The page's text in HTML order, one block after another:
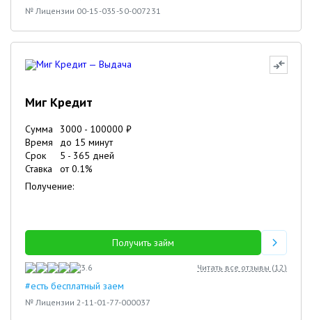
№ Лицензии 00-15-035-50-007231
Миг Кредит
Сумма 3000 - 100000 ₽
Время
до 15 минут
Срок
5 - 365 дней
Ставка
от0.1%
Получение:
Получить займ
3.6 Читать все отзывы (12)
#есть бесплатный заем
№ Лицензии 2-11-01-77-000037